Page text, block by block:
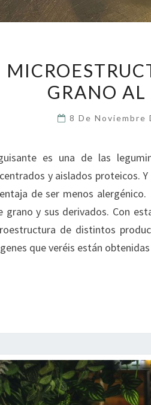
GRANO
8 De Noviembre
es una de las
y aislados proteicos.
de ser menos
grano y sus derivados. Con
de distintos
que veréis están